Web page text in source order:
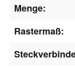
Menge:
Rastermaß: